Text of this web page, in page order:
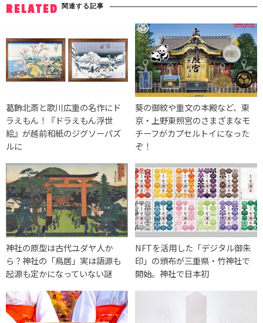
RELATED 関連する記事
葛飾北斎と歌川広重の名作にド
ラえもん！『ドラえもん浮世
絵』が越前和紙のジグソーパズ
ルに
葵の御紋や重文の本殿など、東
京・上野東照宮のさまざまなモ
チーフがカプセルトイになった
ぞ！
神社の原型は古代ユダヤ人か
ら？神社の「鳥居」実は語源も
起源も定かになっていない謎
NFTを活用した「デジタル御朱
印」の頒布が三重県・竹神社で
開始。神社で日本初